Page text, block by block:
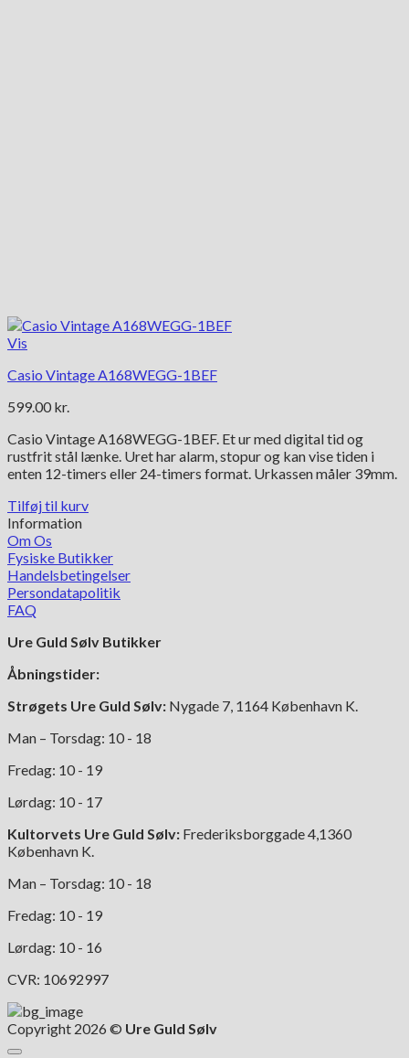
Vis
Casio Vintage A168WEGG-1BEF
599.00 kr.
Casio Vintage A168WEGG-1BEF. Et ur med digital tid og
rustfrit stål lænke. Uret har alarm, stopur og kan vise tiden i
enten 12-timers eller 24-timers format. Urkassen måler 39mm.
Tilføj til kurv
Information
Om Os
Fysiske Butikker
Handelsbetingelser
Persondatapolitik
FAQ
Ure Guld Sølv Butikker
Åbningstider:
Strøgets Ure Guld Sølv: Nygade 7, 1164 København K.
Man – Torsdag: 10 - 18
Fredag: 10 - 19
Lørdag: 10 - 17
Kultorvets Ure Guld Sølv: Frederiksborggade 4,1360
København K.
Man – Torsdag: 10 - 18
Fredag: 10 - 19
Lørdag: 10 - 16
CVR: 10692997
Copyright 2026 © Ure Guld Sølv